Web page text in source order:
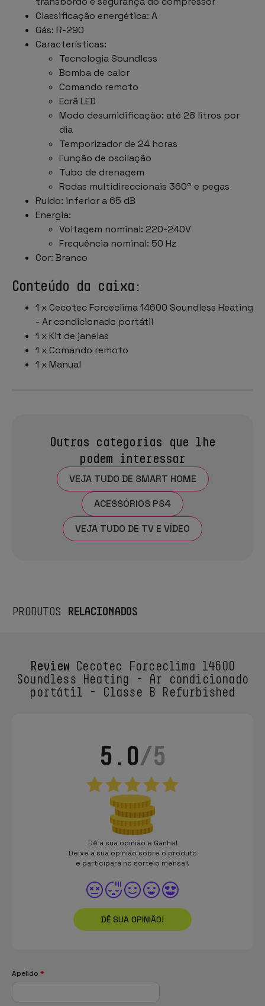
Classificação energética: A
Gás: R-290
Características:
Tecnologia Soundless
Bomba de calor
Comando remoto
Ecrã LED
Modo desumidificação: até 28 litros por
dia
Temporizador de 24 horas
Função de oscilação
Tubo de drenagem
Rodas multidireccionais 360º e pegas
Ruído: inferior a 65 dB
Energia:
Voltagem nominal: 220-240V
Frequência nominal: 50 Hz
Cor: Branco
Conteúdo da caixa:
1 x Cecotec Forceclima 14600 Soundless Heating
- Ar condicionado portátil
1 x Kit de janelas
1 x Comando remoto
1 x Manual
Outras categorias que lhe
podem interessar
VEJA TUDO DE SMART HOME
ACESSÓRIOS PS4
VEJA TUDO DE TV E VÍDEO
PRODUTOS RELACIONADOS
Review Cecotec Forceclima 14600
Soundless Heating - Ar condicionado
portátil - Classe B Refurbished
5.0/5
Dê a sua opinião e Ganhe!
Deixe a sua opinião sobre o produto
e participará no sorteio mensal!
DÊ SUA OPINIÃO!
Apelido *